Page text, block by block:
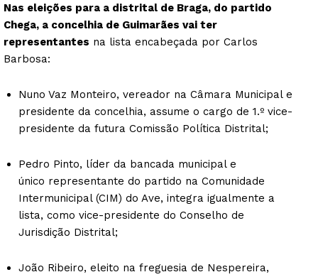
Nas eleições para a distrital de Braga, do partido
Chega, a concelhia de Guimarães vai ter
representantes na lista encabeçada por Carlos
Barbosa:
Nuno Vaz Monteiro, vereador na Câmara Municipal e
presidente da concelhia, assume o cargo de 1.º vice-
presidente da futura Comissão Política Distrital;
Pedro Pinto, líder da bancada municipal e
único representante do partido na Comunidade
Intermunicipal (CIM) do Ave, integra igualmente a
lista, como vice-presidente do Conselho de
Jurisdição Distrital;
João Ribeiro, eleito na freguesia de Nespereira,